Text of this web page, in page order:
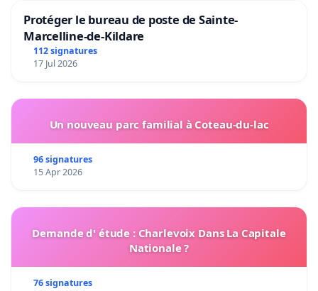
Protéger le bureau de poste de Sainte-
Marcelline-de-Kildare
112 signatures
17 Jul 2026
Un nouveau parc familial à Coteau-du-lac
96 signatures
15 Apr 2026
Demande d' étude : Charlevoix Dans La Capitale
Nationale ?
76 signatures